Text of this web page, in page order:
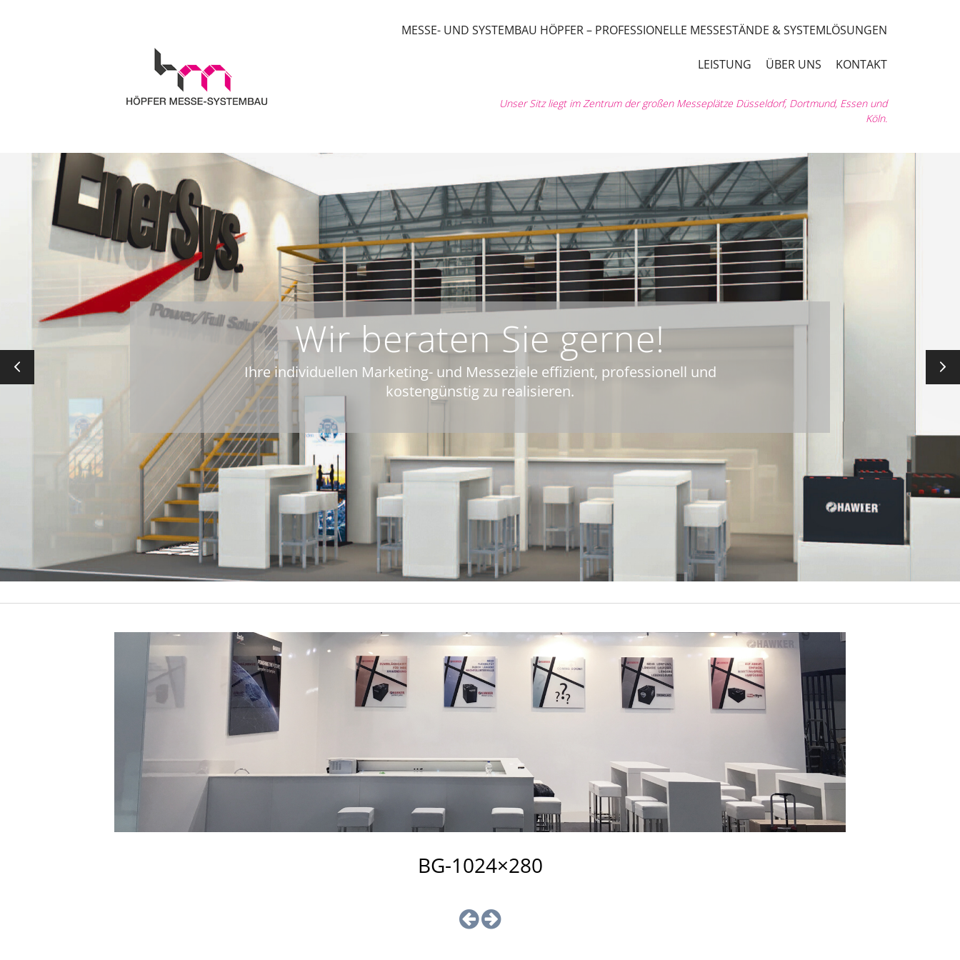
MESSE- UND SYSTEMBAU HÖPFER – PROFESSIONELLE MESSESTÄNDE & SYSTEMLÖSUNGEN
LEISTUNG ÜBER UNS KONTAKT
Unser Sitz liegt im Zentrum der großen Messeplätze Düsseldorf, Dortmund, Essen und
Köln.
Wir beraten Sie gerne!
Ihre individuellen Marketing- und Messeziele effizient, professionell und
kostengünstig zu realisieren.
BG-1024×280